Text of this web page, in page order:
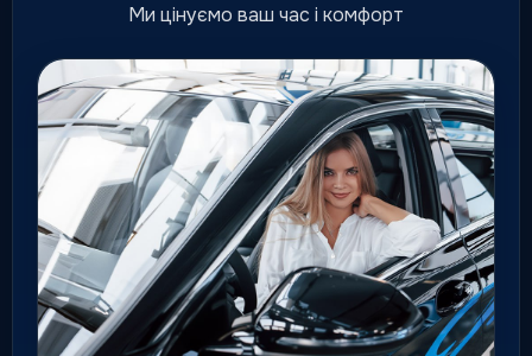
Люкс таксі
Флагманський клас для
особливих подій, гостей і
персональних поїздок.
для особливих маршрутів
Міжміське таксі
Поїздки до інших міст за
Ми цінуємо ваш час і комфорт